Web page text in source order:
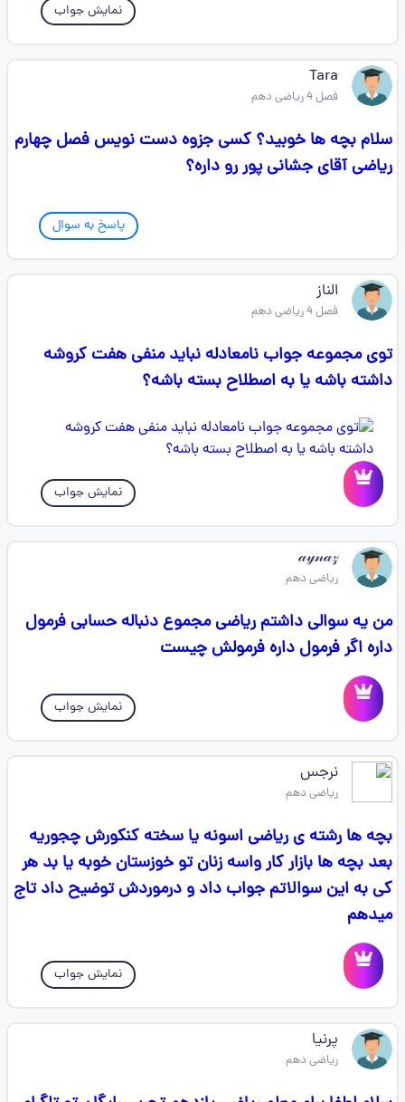
نمایش جواب
Tara
فصل 4 ریاضی دهم
سلام بچه ها خوبید؟ کسی جزوه دست نویس فصل چهارم
ریاضی آقای جشانی پور رو داره؟
پاسخ به سوال
الناز
فصل 4 ریاضی دهم
توی مجموعه جواب نامعادله نباید ‌منفی هفت کروشه
داشته باشه یا به اصطلاح بسته باشه؟
نمایش جواب
𝒶𝓎𝓃𝒶𝓏
ریاضی دهم
من یه سوالی داشتم ریاضی مجموع دنباله حسابی فرمول
داره اگر فرمول داره فرمولش چیست
نمایش جواب
نرجس
ریاضی دهم
بچه ها رشته ی ریاضی اسونه یا سخته کنکورش چجوریه
بعد بچه ها بازار کار واسه زنان تو خوزستان خوبه یا بد هر
کی به این سوالاتم جواب داد و درموردش توضیح داد تاج
میدهم
نمایش جواب
پرنیا
ریاضی دهم